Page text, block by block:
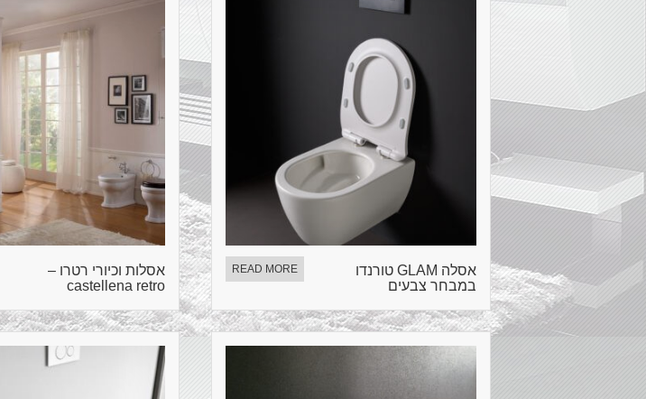
אסלות וכיורי רטרו –
castellena retro
אסלה GLAM טורנדו
במבחר צבעים
READ MORE